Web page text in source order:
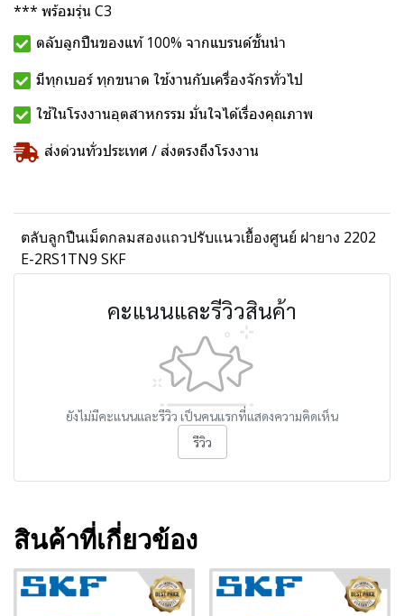
*** พร้อมรุ่น C3
ตลับลูกปืนของแท้ 100% จากแบรนด์ชั้นนำ
มีทุกเบอร์ ทุกขนาด ใช้งานกับเครื่องจักรทั่วไป
ใช้ในโรงงานอุตสาหกรรม มั่นใจได้เรื่องคุณภาพ
ส่งด่วนทั่วประเทศ / ส่งตรงถึงโรงงาน
ตลับลูกปืนเม็ดกลมสองแถวปรับแนวเยื้องศูนย์ ฝายาง 2202
E-2RS1TN9 SKF
คะแนนและรีวิวสินค้า
ยังไม่มีคะแนนและรีวิว เป็นคนแรกที่แสดงความคิดเห็น
รีวิว
สินค้าที่เกี่ยวข้อง